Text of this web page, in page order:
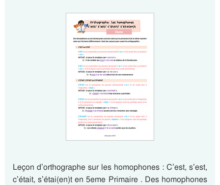
Leçon d’orthographe sur les homophones : C’est, s’est,
c’était, s’étai(en)t en 5eme Primaire . Des homophones